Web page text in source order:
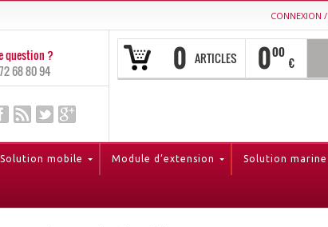
CONNEXION /
0 ARTICLES 000
€
question ?
68 80 94
Solution mobile Module d’extension Solution marine